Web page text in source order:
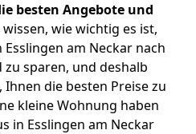
besten Angebote und
wie wichtig es ist,
am Neckar nach
sparen, und deshalb
die besten Preise zu
kleine Wohnung haben
in Esslingen am Neckar